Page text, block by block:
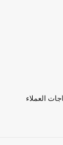
العملاء